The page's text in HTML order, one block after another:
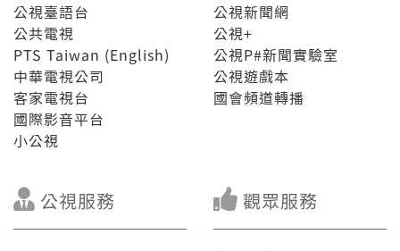
公視臺語台
公共電視
PTS Taiwan (English)
中華電視公司
客家電視台
國際影音平台
小公視
公視新聞網
公視+
公視P#新聞實驗室
公視遊戲本
國會頻道轉播
公視服務 觀眾服務